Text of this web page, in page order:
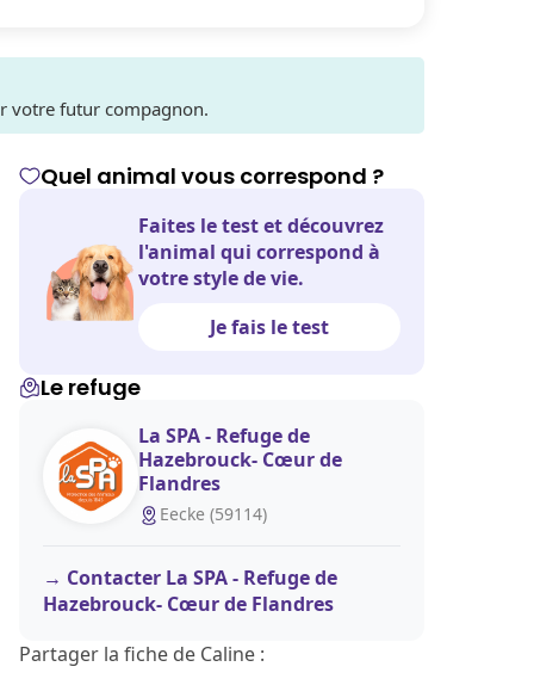
votre futur compagnon.
Quel animal vous correspond ?
Faites le test et découvrez
l'animal qui correspond à
votre style de vie.
Je fais le test
Le refuge
La SPA - Refuge de
Hazebrouck- Cœur de
Flandres
Eecke (59114)
Contacter La SPA - Refuge de
Hazebrouck- Cœur de Flandres
Partager la fiche de Caline :